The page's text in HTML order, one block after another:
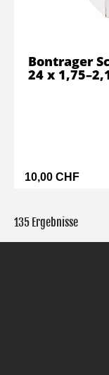
10,00 CHF
Bontrager
24 x
135 Ergebnisse